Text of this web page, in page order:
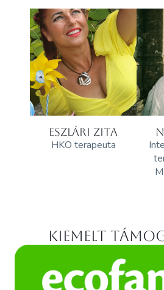
ESZLÁRI ZITA
HKO terapeuta
Kiemelt